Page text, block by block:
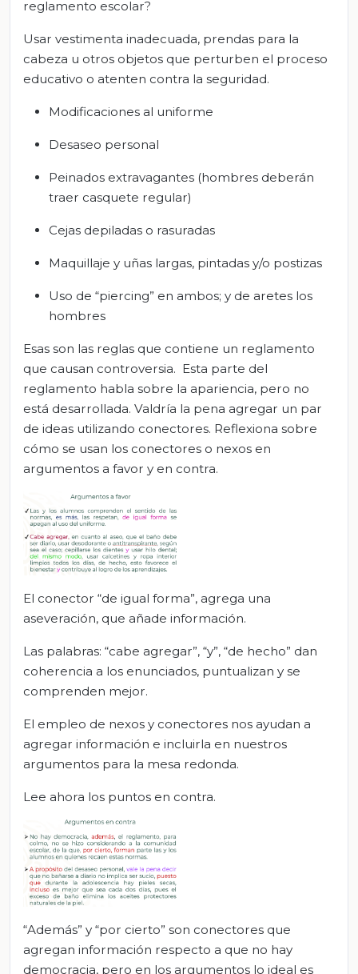
reglamento escolar?
Usar vestimenta inadecuada, prendas para la
cabeza u otros objetos que perturben el proceso
educativo o atenten contra la seguridad.
Modificaciones al uniforme
Desaseo personal
Peinados extravagantes (hombres deberán
traer casquete regular)
Cejas depiladas o rasuradas
Maquillaje y uñas largas, pintadas y/o postizas
Uso de “piercing” en ambos; y de aretes los
hombres
Esas son las reglas que contiene un reglamento
que causan controversia. Esta parte del
reglamento habla sobre la apariencia, pero no
está desarrollada. Valdría la pena agregar un par
de ideas utilizando conectores. Reflexiona sobre
cómo se usan los conectores o nexos en
argumentos a favor y en contra.
El conector “de igual forma”, agrega una
aseveración, que añade información.
Las palabras: “cabe agregar”, “y”, “de hecho” dan
coherencia a los enunciados, puntualizan y se
comprenden mejor.
El empleo de nexos y conectores nos ayudan a
agregar información e incluirla en nuestros
argumentos para la mesa redonda.
Lee ahora los puntos en contra.
“Además” y “por cierto” son conectores que
agregan información respecto a que no hay
democracia, pero en los argumentos lo ideal es